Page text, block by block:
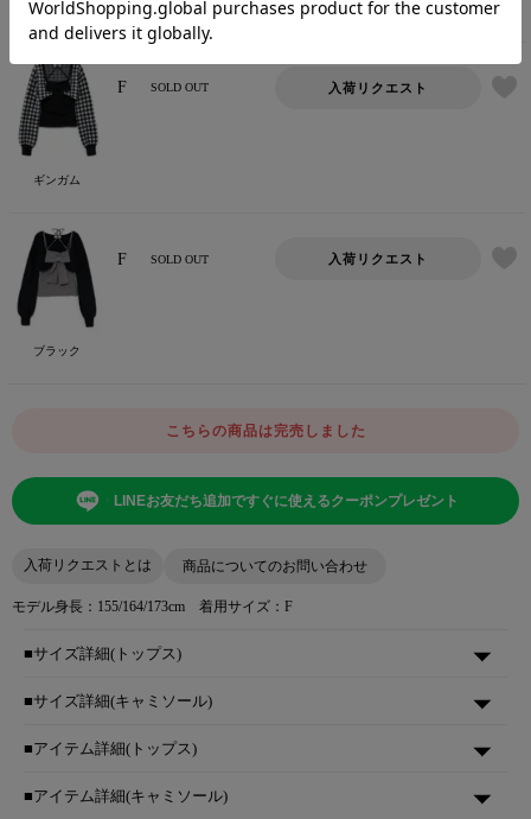
ホワイト
ギンガム
F SOLD OUT 入荷リクエスト
ブラック
F SOLD OUT 入荷リクエスト
こちらの商品は完売しました
LINEお友だち追加ですぐに使えるクーポンプレゼント
入荷リクエストとは 商品についてのお問い合わせ
モデル身長：155/164/173cm 着用サイズ：F
■サイズ詳細(トップス)
■サイズ詳細(キャミソール)
■アイテム詳細(トップス)
■アイテム詳細(キャミソール)